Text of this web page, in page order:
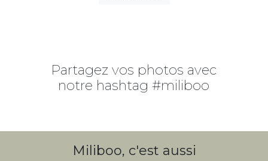
Partagez vos photos avec
notre hashtag #miliboo
Miliboo, c'est aussi